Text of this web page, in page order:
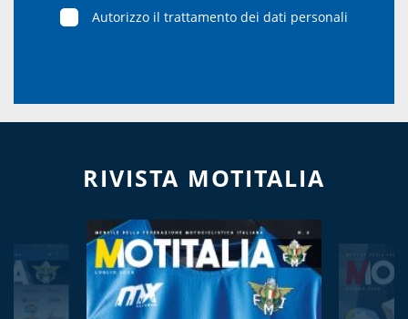
Autorizzo il trattamento dei dati personali
RIVISTA MOTITALIA